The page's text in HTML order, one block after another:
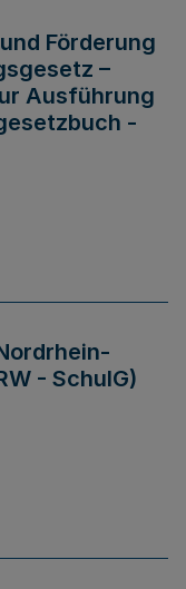
Förderung
–
Ausführung
-
- SchulG)